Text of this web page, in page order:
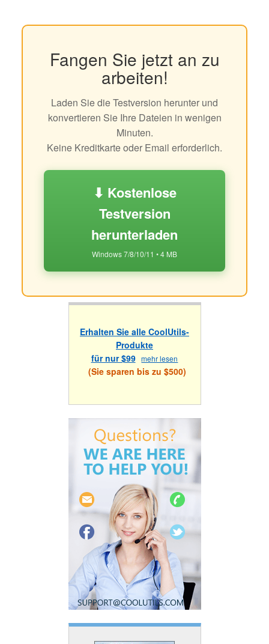
Fangen Sie jetzt an zu
arbeiten!
Laden Sie die Testversion herunter und
konvertieren Sie Ihre Dateien in wenigen
Minuten.
Keine Kreditkarte oder Email erforderlich.
⬇ Kostenlose
Testversion
herunterladen
Windows 7/8/10/11 • 4 MB
Erhalten Sie alle CoolUtils-
Produkte
für nur $99 mehr lesen
(Sie sparen bis zu $500)